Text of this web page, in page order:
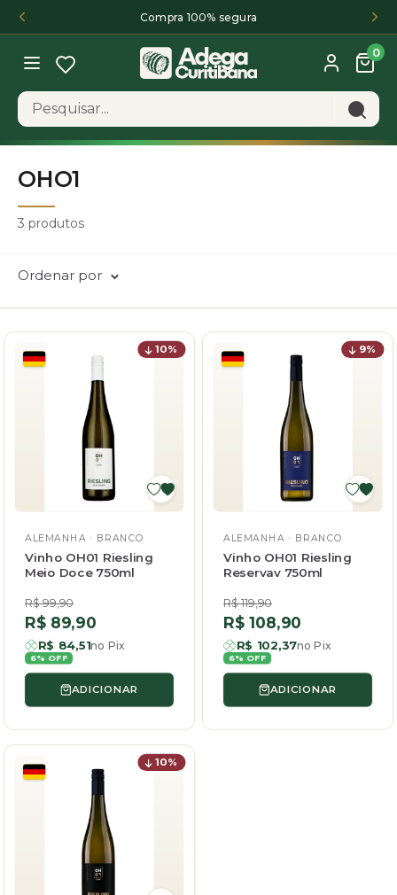
Pular
para
Compra 100% segura
AdegaCuritibana 0
OHO1
3 produtos
Ordenar por
10%
ALEMANHA · BRANCO
Vinho OH01 Riesling
Meio Doce 750ml
Preço
promocional
R$ 89,90
Preço
normal
R$ 99,90
R$ 84,51no Pix
6% OFF
ADICIONAR
9%
ALEMANHA · BRANCO
Vinho OH01 Riesling
Reservav 750ml
Preço
promocional
R$ 108,90
Preço
normal
R$ 119,90
R$ 102,37no Pix
6% OFF
ADICIONAR
10%